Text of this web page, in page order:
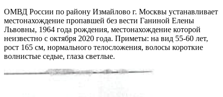
ОМВД России по району Измайлово г. Москвы устанавливает
местонахождение пропавшей без вести Ганиной Елены
Львовны, 1964 года рождения, местонахождение которой
неизвестно с октября 2020 года. Приметы: на вид 55-60 лет,
рост 165 см, нормального телосложения, волосы короткие
волнистые седые, глаза светлые.